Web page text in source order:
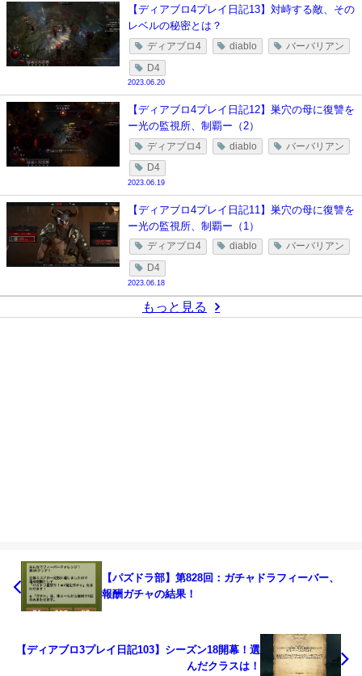
【ディアブロ4プレイ日記13】対峙する敵、その
レベルの秘密とは？
ディアブロ4 diablo バーバリアン
D4
2023.06.20
【ディアブロ4プレイ日記12】巣穴の母に復讐を
ー光の監視所、制覇ー（2）
ディアブロ4 diablo バーバリアン
D4
2023.06.19
【ディアブロ4プレイ日記11】巣穴の母に復讐を
ー光の監視所、制覇ー（1）
ディアブロ4 diablo バーバリアン
D4
2023.06.18
もっと見る
【パズドラ部】第828回：ガチャドラフィーバー、
報酬ガチャの結果！
【ディアブロ3プレイ日記103】シーズン18開幕！選
んだクラスは！